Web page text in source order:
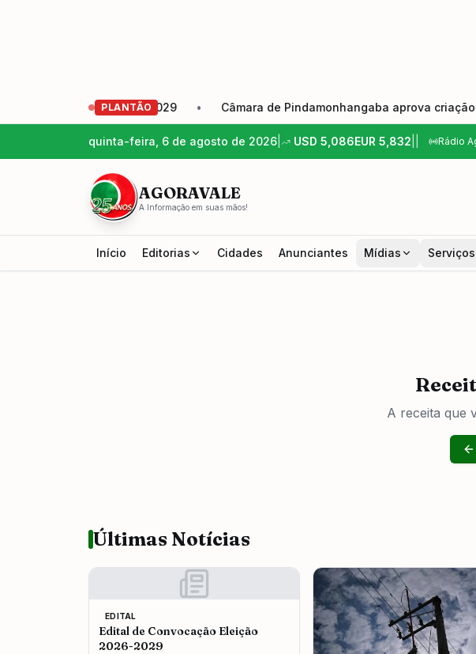
PLANTÃO
Eleição 2026-2029 • Câmara de Pindamonhangaba aprova criação do
quinta-feira, 6 de agosto de 2026 USD 5,086EUR 5,832 Rádio
AGORAVALE
A Informação em suas mãos!
Início Editorias Cidades Anunciantes Mídias Serviços
A receita que
Últimas Notícias
EDITAL
Edital de Convocação Eleição
2026-2029